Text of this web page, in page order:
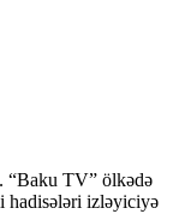
“Baku TV” ölkədə
hadisələri izləyiciyə